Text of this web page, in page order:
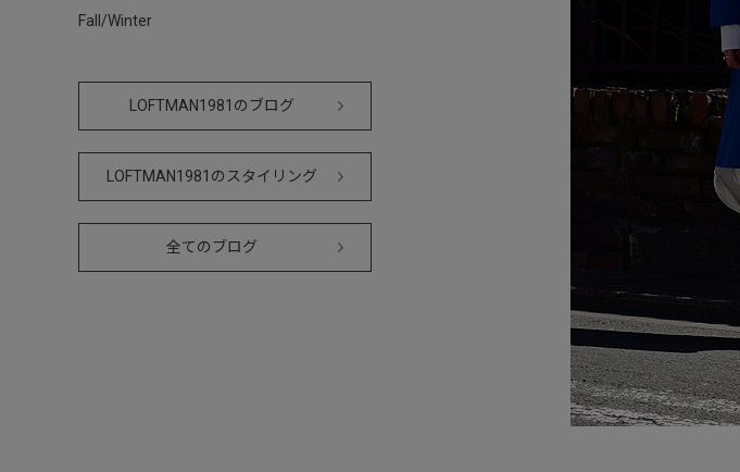
Fall/Winter
LOFTMAN1981のブログ
LOFTMAN1981のスタイリング
全てのブログ